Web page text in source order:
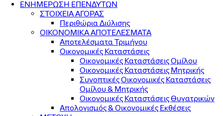
ΕΝΗΜΕΡΩΣΗ ΕΠΕΝΔΥΤΩΝ
ΣΤΟΙΧΕΙΑ ΑΓΟΡΑΣ
Περιθώρια Διύλισης
ΟΙΚΟΝΟΜΙΚΑ ΑΠΟΤΕΛΕΣΜΑΤΑ
Αποτελέσματα Τριμήνου
Οικονομικές Καταστάσεις
Οικονομικές Καταστάσεις Ομίλου
Οικονομικές Καταστάσεις Μητρικής
Συνοπτικές Οικονομικές Καταστάσεις
Ομίλου & Μητρικής
Οικονομικές Καταστάσεις Θυγατρικών
Απολογισμός & Οικονομικές Εκθέσεις